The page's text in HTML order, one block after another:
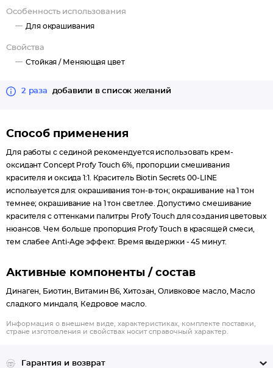
Особенность использования
Для окрашивания
Свойства
Стойкая / Меняющая цвет
2 раза добавили в список желаний
Способ применения
Для работы с сединой рекомендуется использовать крем-
оксидант Concept Profy Touch 6%, пропорции смешивания
красителя и оксида 1:1. Краситель Biotin Secrets 00-LINE
используется для: окрашивания тон-в-тон; окрашивание на 1 тон
темнее; окрашивание на 1 тон светлее. Допустимо смешивание
красителя с оттенками палитры Profy Touch для создания цветовых
нюансов. Чем больше пропорция Profy Touch в красящей смеси,
тем слабее Anti-Age эффект. Время выдержки - 45 минут.
Активные компоненты / состав
Динаген, Биотин, Витамин В6, Хитозан, Оливковое масло, Масло
сладкого миндаля, Кедровое масло.
Информация о внешнем виде, характеристиках, комплекте поставки,
стране изготовления и свойствах носит справочный характер.
Гарантия и возврат